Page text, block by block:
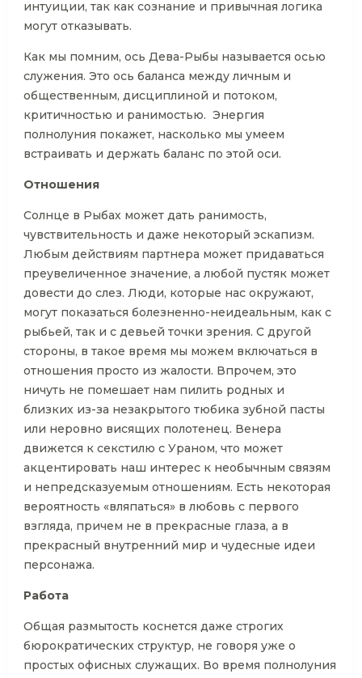
интуиции, так как сознание и привычная логика
могут отказывать.
Как мы помним, ось Дева-Рыбы называется осью
служения. Это ось баланса между личным и
общественным, дисциплиной и потоком,
критичностью и ранимостью. Энергия
полнолуния покажет, насколько мы умеем
встраивать и держать баланс по этой оси.
Отношения
Солнце в Рыбах может дать ранимость,
чувствительность и даже некоторый эскапизм.
Любым действиям партнера может придаваться
преувеличенное значение, а любой пустяк может
довести до слез. Люди, которые нас окружают,
могут показаться болезненно-неидеальным, как с
рыбьей, так и с девьей точки зрения. С другой
стороны, в такое время мы можем включаться в
отношения просто из жалости. Впрочем, это
ничуть не помешает нам пилить родных и
близких из-за незакрытого тюбика зубной пасты
или неровно висящих полотенец. Венера
движется к секстилю с Ураном, что может
акцентировать наш интерес к необычным связям
и непредсказуемым отношениям. Есть некоторая
вероятность «вляпаться» в любовь с первого
взгляда, причем не в прекрасные глаза, а в
прекрасный внутренний мир и чудесные идеи
персонажа.
Работа
Общая размытость коснется даже строгих
бюрократических структур, не говоря уже о
простых офисных служащих. Во время полнолуния